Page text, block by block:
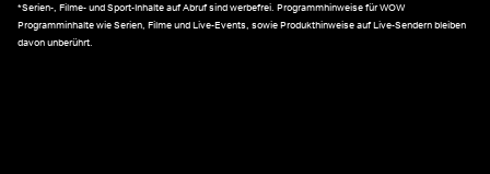
*Serien-, Filme- und Sport-Inhalte auf Abruf sind werbefrei. Programmhinweise für WOW
Programminhalte wie Serien, Filme und Live-Events, sowie Produkthinweise auf Live-Sendern bleiben
davon unberührt.